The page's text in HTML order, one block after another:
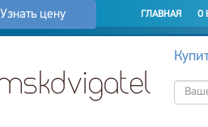
Узнать цену ГЛАВНАЯ О